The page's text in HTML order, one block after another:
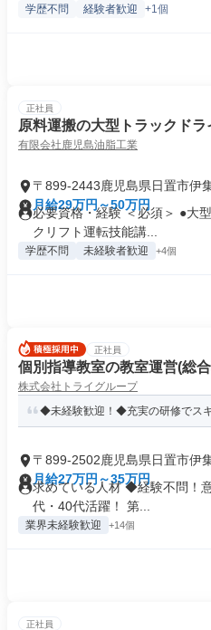
学歴不問 経験者歓迎 +1個
正社員
原料運搬の大型トラックドラ
有限会社鹿児島油脂工業
〒899-2443鹿児島県日置市伊
月給29万円～50万円
必要資格・経験 ＜必須＞ ●大
クリフト運転技能講...
学歴不問 未経験者歓迎 +4個
正社員
個別指導教室の教室運営(総
株式会社トライグループ
◆未経験歓迎！◆充実の研修でス
〒899-2502鹿児島県日置市伊
月給27万円～35万円
求めている人材 ◆経験不問！
代・40代活躍！ 第...
業界未経験歓迎 +14個
正社員